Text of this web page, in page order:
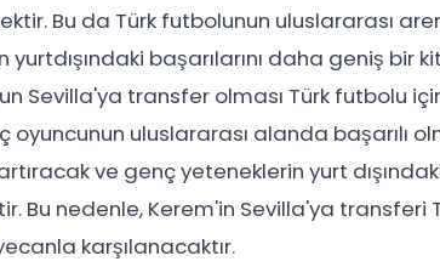
Bu da Türk futbolunun uluslararası
yurtdışındaki başarılarını daha geniş bir
Sevilla'ya transfer olması Türk futbolu
oyuncunun uluslararası alanda başarılı
artıracak ve genç yeteneklerin yurt
Bu nedenle, Kerem'in Sevilla'ya
karşılanacaktır.